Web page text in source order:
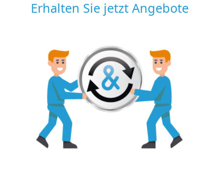
Erhalten Sie jetzt Angebote